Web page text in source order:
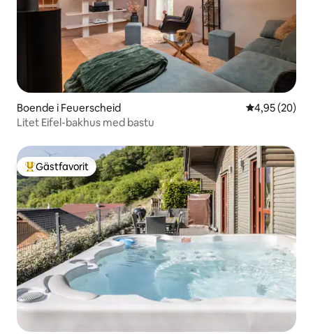
Boende i Feuerscheid 4,95 av 5 i
4,95 (20)
Litet Eifel-bakhus med bastu
Populär gästfavorit
Gästfavorit